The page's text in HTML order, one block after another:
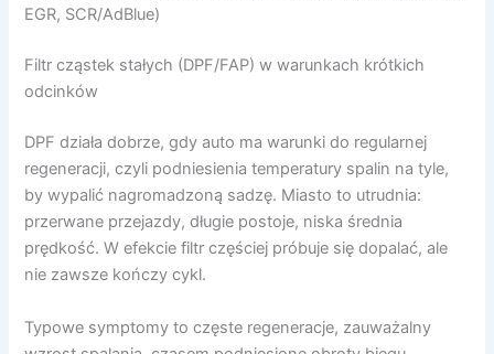
EGR, SCR/AdBlue)
Filtr cząstek stałych (DPF/FAP) w warunkach krótkich
odcinków
DPF działa dobrze, gdy auto ma warunki do regularnej
regeneracji, czyli podniesienia temperatury spalin na tyle,
by wypalić nagromadzoną sadzę. Miasto to utrudnia:
przerwane przejazdy, długie postoje, niska średnia
prędkość. W efekcie filtr częściej próbuje się dopalać, ale
nie zawsze kończy cykl.
Typowe symptomy to częste regeneracje, zauważalny